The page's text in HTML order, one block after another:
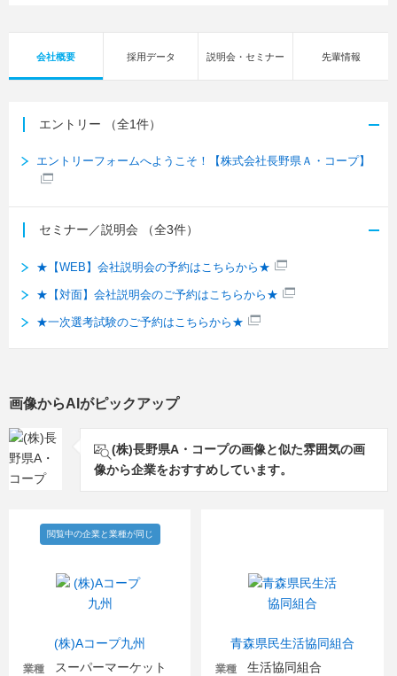
会社概要 採用データ 説明会・セミナー 先輩情報
エントリー （全1件）
エントリーフォームへようこそ！【株式会社長野県Ａ・コープ】
セミナー／説明会 （全3件）
★【WEB】会社説明会の予約はこちらから★
★【対面】会社説明会のご予約はこちらから★
★一次選考試験のご予約はこちらから★
画像からAIがピックアップ
(株)長野県A・コープの画像と似た雰囲気の画
像から企業をおすすめしています。
(株)Aコープ九州
閲覧中の企業と業種が同じ
業種 スーパーマーケット
青森県民生活協同組合
業種 生活協同組合